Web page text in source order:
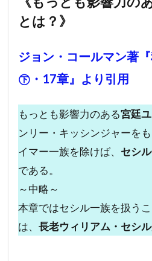
とは？》
ジョン・コールマン著
㊦・17章』より引用
もっとも影響力のある宮廷
ンリー・キッシンジャーを
イマー一族を除けば、 セシ
である。
～中略～
本章ではセシル一族を扱う
は、 長老ウィリアム・セシル
レプリコンワクチン
ユーチューバー
ユダヤ
世界統一政府
中華民国
冤罪
円卓会議
共
共産主義
児童移民
乳幼児
住民投票条例
人道に対する罪
事件・事故